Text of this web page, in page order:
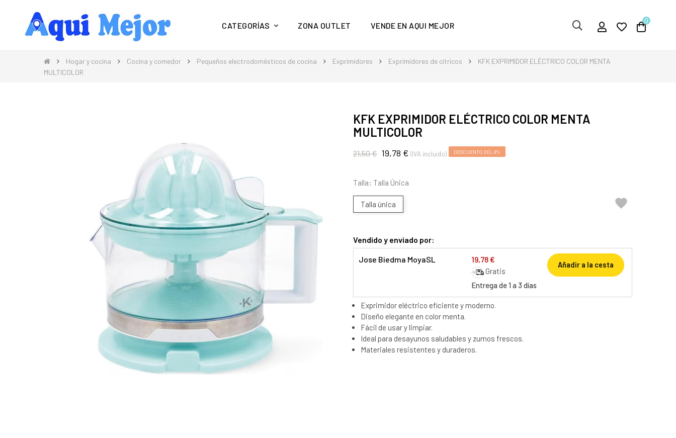
Compra Moda, Electrónica, Hogar y mucho más en Aquí Mejor
CATEGORÍAS ZONA OUTLET VENDE EN AQUI MEJOR 0
Hogar y cocina Cocina y comedor Pequeños electrodomésticos de cocina Exprimidores Exprimidores de cítricos
KFK EXPRIMIDOR ELÉCTRICO COLOR MENTA
MULTICOLOR
KFK EXPRIMIDOR ELÉCTRICO COLOR MENTA
MULTICOLOR
21,50 € 19,78 € (IVA incluido) DESCUENTO DEL 8%
Talla: Talla Única
Talla única 
Vendido y enviado por:
Jose Biedma MoyaSL 19,78 €
Gratis
Entrega de 1 a 3 días
Añadir a la cesta
Exprimidor eléctrico eficiente y moderno.
Diseño elegante en color menta.
Fácil de usar y limpiar.
Ideal para desayunos saludables y zumos frescos.
Materiales resistentes y duraderos.